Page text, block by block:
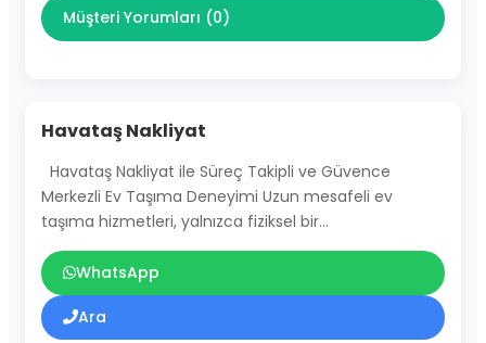
Müşteri Yorumları (0)
Havataş Nakliyat
Havataş Nakliyat ile Süreç Takipli ve Güvence
Merkezli Ev Taşıma Deneyimi Uzun mesafeli ev
taşıma hizmetleri, yalnızca fiziksel bir…
WhatsApp
Ara